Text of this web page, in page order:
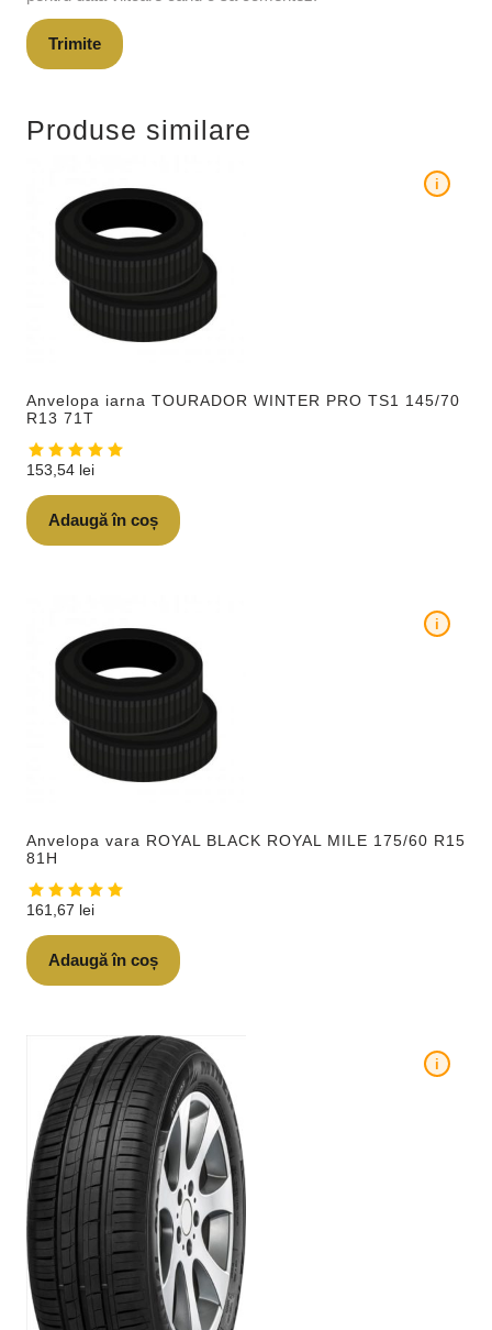
Produse similare
Anvelopa iarna TOURADOR WINTER PRO TS1 145/70
R13 71T
i
153,54 lei
Adaugă în coș
Anvelopa vara ROYAL BLACK ROYAL MILE 175/60 R15
81H
i
161,67 lei
Adaugă în coș
i